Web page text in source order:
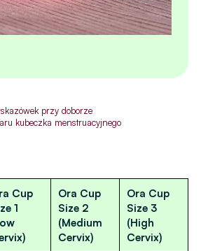
przy doborze
kubeczka menstruacyjnego
Cup
1
Ora Cup
Size 2
(Medium
Cervix)
Ora Cup
Size 3
(High
Cervix)